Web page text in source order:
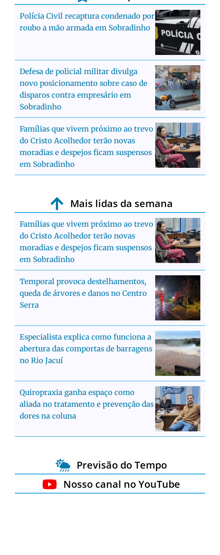
Polícia Civil recaptura condenado por
roubo a mão armada em Sobradinho
Defesa de policial militar divulga
novo posicionamento sobre caso de
disparos contra empresário em
Sobradinho
Famílias que vivem próximo ao trevo
do Cristo Acolhedor terão novas
moradias e despejos ficam suspensos
em Sobradinho
Mais lidas da semana
Famílias que vivem próximo ao trevo
do Cristo Acolhedor terão novas
moradias e despejos ficam suspensos
em Sobradinho
Temporal provoca destelhamentos,
queda de árvores e danos no Centro
Serra
Especialista explica como funciona a
abertura das comportas de barragens
no Rio Jacuí
Quiropraxia ganha espaço como
aliada no tratamento e prevenção das
dores na coluna
Previsão do Tempo
Nosso canal no YouTube